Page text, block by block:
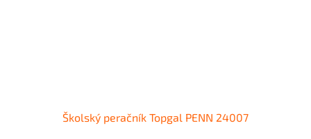
Školský peračník Topgal PENN 24007